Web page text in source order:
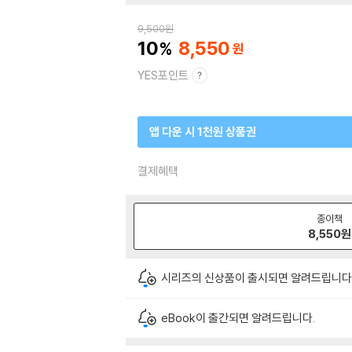
9,500원
10 8,550
YES포인트
앱 다운 시 1천원 상품권
결제혜택
종이책
8,550원
시리즈의 신상품이 출시되면 알려드립니
eBook이 출간되면 알려드립니다.